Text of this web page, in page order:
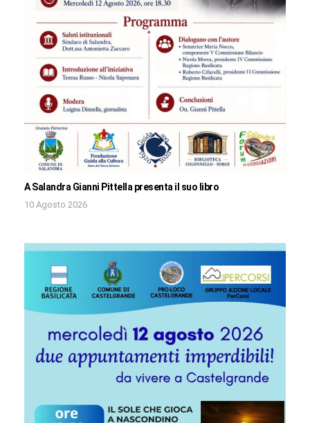
A Salandra Gianni Pittella presenta il suo libro
10 Agosto 2026